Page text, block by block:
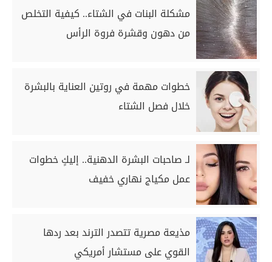
مشكلة البنات في الشتاء.. كيفية التخلص
من دهون وقشرة فروة الرأس
خطوات مهمة في روتين العناية بالبشرة
خلال فصل الشتاء
لـ صاحبات البشرة الدهنية.. إليكٍ خطوات
عمل مكياج نهاري خفيف
مذيعة مصرية تتصدر الترند بعد ردها
القوي على مستشار أمريكي